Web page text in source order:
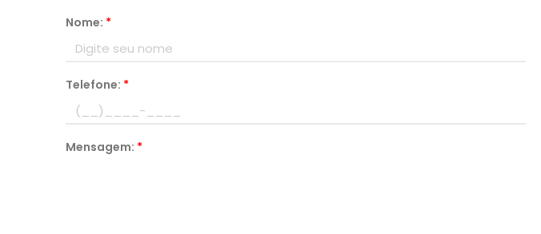
Nome: *
Telefone: *
Mensagem: *